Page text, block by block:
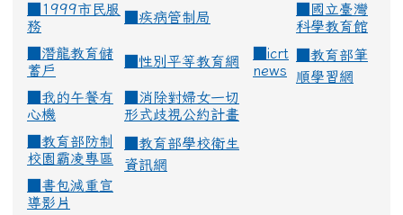
■1999市民服
務
疾病管制局
國立臺灣
科學教育館
潛龍教育儲
蓄戶
性別平等教育網
icrt
news
教育部筆
順學習網
我的午餐有
心機
消除對婦女一切
形式歧視公約計畫
教育部防制
校園霸凌專區
教育部學校衛生
資訊網
書包減重宣
導影片